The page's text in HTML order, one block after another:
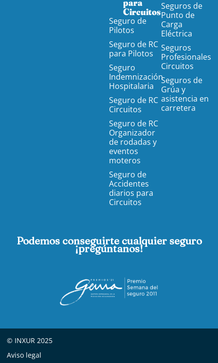
para
Circuitos
Seguro de
Pilotos
Seguro de RC
para Pilotos
Seguro
Indemnización
Hospitalaria
Seguro de RC
Circuitos
Seguro de RC
Organizador
de rodadas y
eventos
moteros
Seguro de
Accidentes
diarios para
Circuitos
Seguros de
Punto de
Carga
Eléctrica
Seguros
Profesionales
Circuitos
Seguros de
Grúa y
asistencia en
carretera
Podemos conseguirte cualquier seguro
¡pregúntanos!
© INXUR 2025
Aviso legal